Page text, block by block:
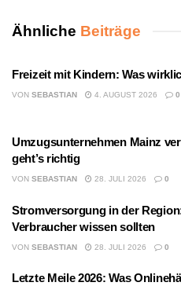
Ähnliche Beiträge
Freizeit mit Kindern: Was
VON SEBASTIAN 4. AUGUST 2026 0
Umzugsunternehmen Mainz
geht’s richtig
VON SEBASTIAN 28. JULI 2026 0
Stromversorgung in der
Verbraucher wissen sollten
VON SEBASTIAN 28. JULI 2026 0
Letzte Meile 2026: Was